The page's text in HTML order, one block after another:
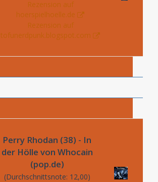
Rezension auf
hoerspielhoelle.de
Rezension auf
tofunerdpunk.blogspot.com
Perry Rhodan (38) - In
der Hölle von Whocain
(pop.de)
(Durchschnittsnote: 12,00)